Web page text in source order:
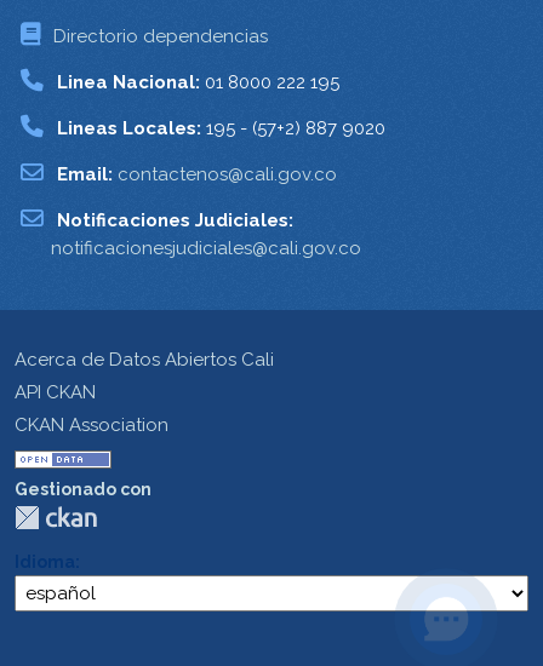
Directorio dependencias
Linea Nacional: 01 8000 222 195
Lineas Locales: 195 - (57+2) 887 9020
Email: contactenos@cali.gov.co
Notificaciones Judiciales:
notificacionesjudiciales@cali.gov.co
Acerca de Datos Abiertos Cali
API CKAN
CKAN Association
Gestionado con